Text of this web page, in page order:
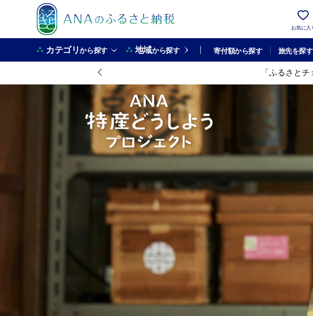
お気に入
カテゴリから探す 地域から探す 寄付額から探す 旅先を探す
「ふるさと